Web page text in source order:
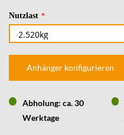
Nutzlast
Anhänger konfigurieren
Abholung: ca. 30
Werktage